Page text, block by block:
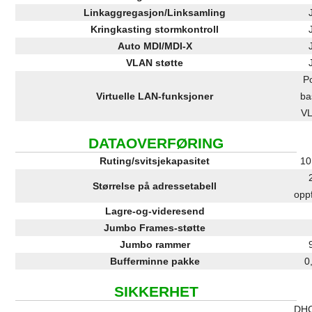
Linkaggregasjon/Linksamling
Kringkasting stormkontroll
Auto MDI/MDI-X
VLAN støtte
Virtuelle LAN-funksjoner
DATAOVERFØRING
Ruting/svitsjekapasitet
Størrelse på adressetabell
Lagre-og-videresend
Jumbo Frames-støtte
Jumbo rammer
Bufferminne pakke
SIKKERHET